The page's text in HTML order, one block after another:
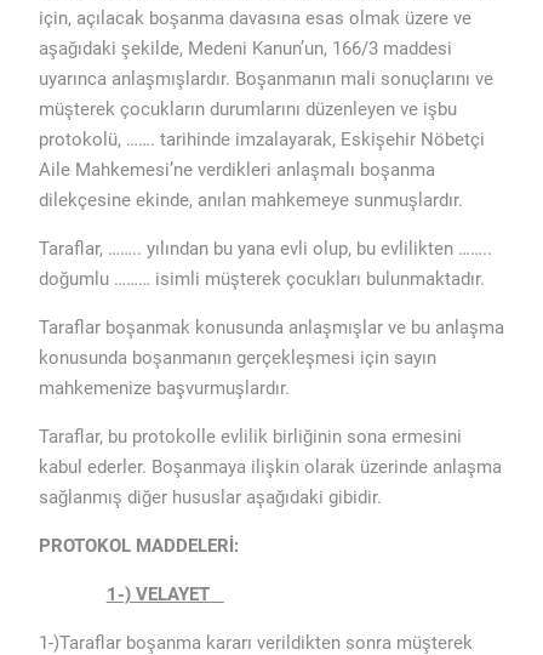
için, açılacak boşanma davasına esas olmak üzere ve
aşağıdaki şekilde, Medeni Kanun’un, 166/3 maddesi
uyarınca anlaşmışlardır. Boşanmanın mali sonuçlarını ve
müşterek çocukların durumlarını düzenleyen ve işbu
protokolü, ……. tarihinde imzalayarak, Eskişehir Nöbetçi
Aile Mahkemesi’ne verdikleri anlaşmalı boşanma
dilekçesine ekinde, anılan mahkemeye sunmuşlardır.
Taraflar, …….. yılından bu yana evli olup, bu evlilikten ……..
doğumlu ……… isimli müşterek çocukları bulunmaktadır.
Taraflar boşanmak konusunda anlaşmışlar ve bu anlaşma
konusunda boşanmanın gerçekleşmesi için sayın
mahkemenize başvurmuşlardır.
Taraflar, bu protokolle evlilik birliğinin sona ermesini
kabul ederler. Boşanmaya ilişkin olarak üzerinde anlaşma
sağlanmış diğer hususlar aşağıdaki gibidir.
PROTOKOL MADDELERİ:
1-) VELAYET
1-)Taraflar boşanma kararı verildikten sonra müşterek